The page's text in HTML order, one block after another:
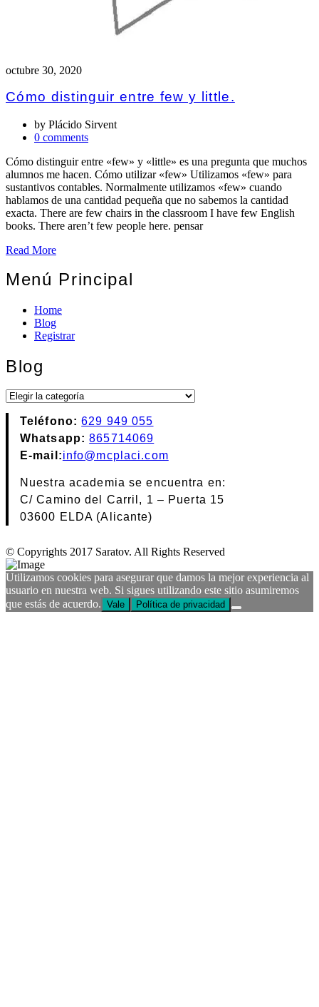
octubre 30, 2020
Cómo distinguir entre few y little.
by Plácido Sirvent
0 comments
Cómo distinguir entre «few» y «little» es una pregunta que muchos
alumnos me hacen. Cómo utilizar «few» Utilizamos «few» para
sustantivos contables. Normalmente utilizamos «few» cuando
hablamos de una cantidad pequeña que no sabemos la cantidad
exacta. There are few chairs in the classroom I have few English
books. There aren’t few people here. pensar
Read More
Menú Principal
Home
Blog
Registrar
Blog
Blog
Teléfono:629 949 055
Whatsapp:865714069
E-mail:info@mcplaci.com
Nuestra academia se encuentra en:
C/ Camino del Carril, 1 – Puerta 15
03600 ELDA (Alicante)
© Copyrights 2017 Saratov. All Rights Reserved
Utilizamos cookies para asegurar que damos la mejor experiencia al
usuario en nuestra web. Si sigues utilizando este sitio asumiremos
que estás de acuerdo. Vale Política de privacidad